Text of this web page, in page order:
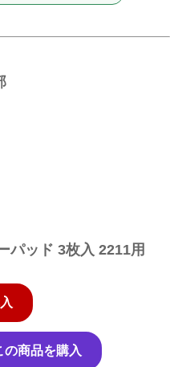
パッド 3枚入 2211用
商品を購入